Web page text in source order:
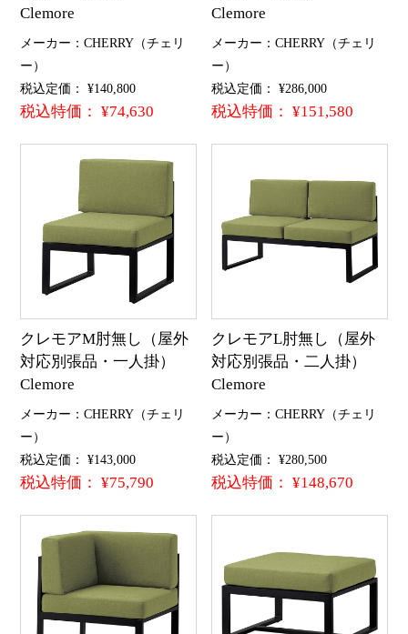
Clemore
メーカー：CHERRY（チェリ
ー）
税込定価： ¥140,800
税込特価： ¥74,630
Clemore
メーカー：CHERRY（チェリ
ー）
税込定価： ¥286,000
税込特価： ¥151,580
クレモアM肘無し（屋外
対応別張品・一人掛）
Clemore
メーカー：CHERRY（チェリ
ー）
税込定価： ¥143,000
税込特価： ¥75,790
クレモアL肘無し（屋外
対応別張品・二人掛）
Clemore
メーカー：CHERRY（チェリ
ー）
税込定価： ¥280,500
税込特価： ¥148,670